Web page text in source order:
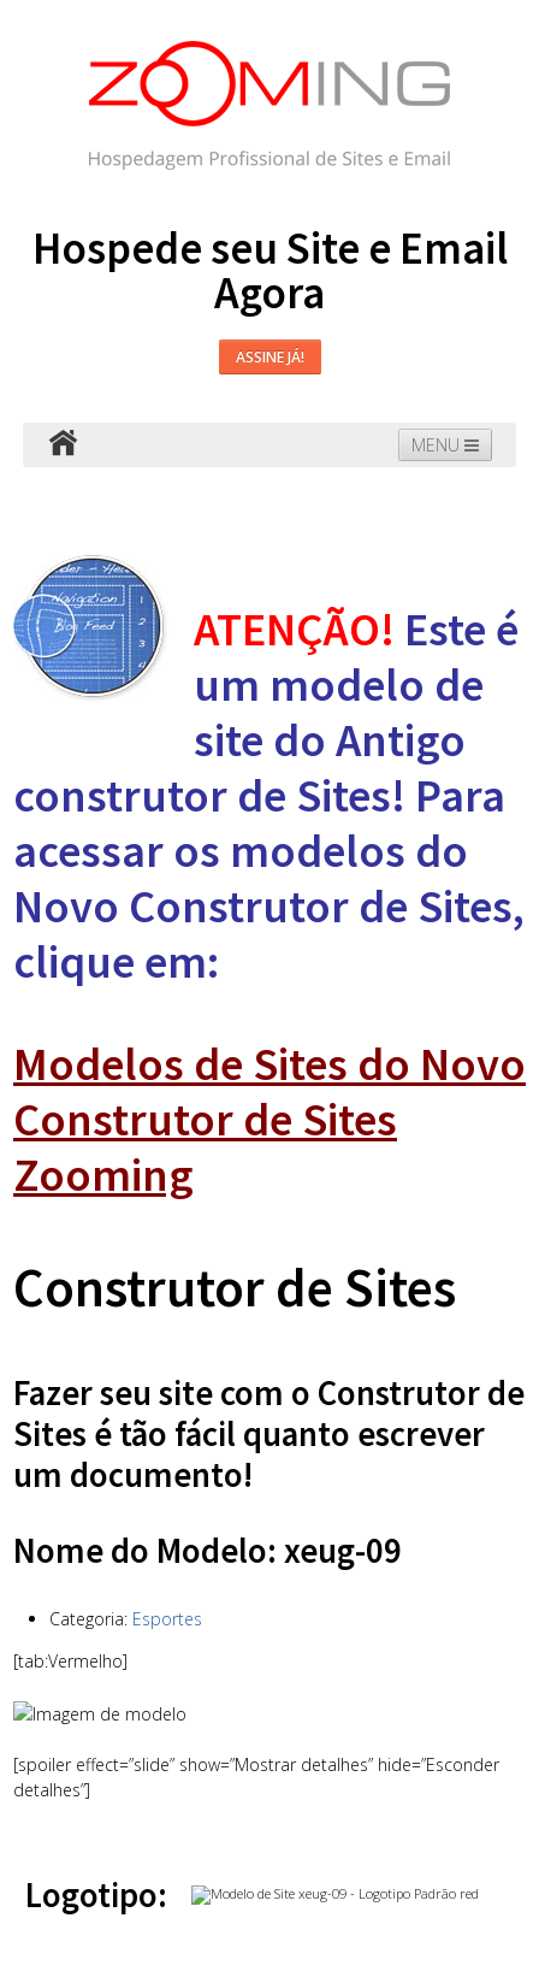
Hospede seu Site e Email
Agora
ASSINE JÁ!
MENU
ATENÇÃO! Este é
um modelo de
site do Antigo
construtor de Sites! Para
acessar os modelos do
Novo Construtor de Sites,
clique em:
Modelos de Sites do Novo
Construtor de Sites
Zooming
Construtor de Sites
Fazer seu site com o Construtor de
Sites é tão fácil quanto escrever
um documento!
Nome do Modelo: xeug-09
Categoria: Esportes
[tab:Vermelho]
[spoiler effect=”slide” show=”Mostrar detalhes” hide=”Esconder
detalhes”]
Logotipo: